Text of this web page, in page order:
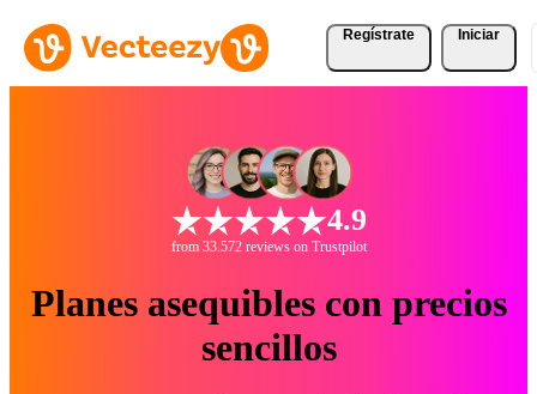
Regístrate Iniciar
4.9
from 33.572 reviews on Trustpilot
Planes asequibles con precios
sencillos